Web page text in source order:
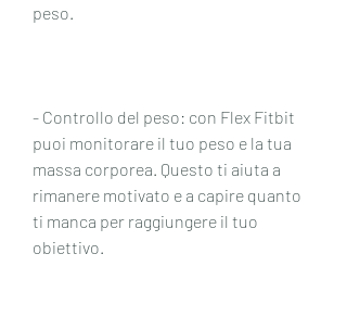
peso.
- Controllo del peso: con Flex Fitbit
puoi monitorare il tuo peso e la tua
massa corporea. Questo ti aiuta a
rimanere motivato e a capire quanto
ti manca per raggiungere il tuo
obiettivo.